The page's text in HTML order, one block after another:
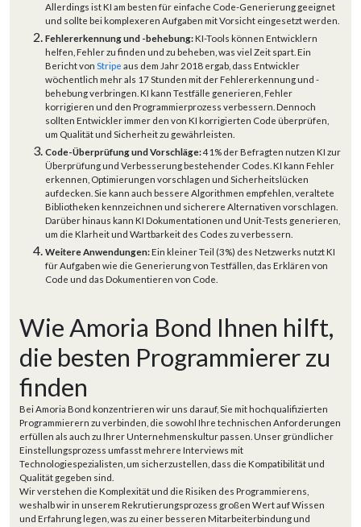
Allerdings ist KI am besten für einfache Code-Generierung geeignet
und sollte bei komplexeren Aufgaben mit Vorsicht eingesetzt werden.
Fehlererkennung und -behebung:KI-Tools können Entwicklern
helfen, Fehler zu finden und zu beheben, was viel Zeit spart. Ein
Bericht von Stripe aus dem Jahr 2018 ergab, dass Entwickler
wöchentlich mehr als 17 Stunden mit der Fehlererkennung und -
behebung verbringen. KI kann Testfälle generieren, Fehler
korrigieren und den Programmierprozess verbessern. Dennoch
sollten Entwickler immer den von KI korrigierten Code überprüfen,
um Qualität und Sicherheit zu gewährleisten.
Code-Überprüfung und Vorschläge:41% der Befragten nutzen KI zur
Überprüfung und Verbesserung bestehender Codes. KI kann Fehler
erkennen, Optimierungen vorschlagen und Sicherheitslücken
aufdecken. Sie kann auch bessere Algorithmen empfehlen, veraltete
Bibliotheken kennzeichnen und sicherere Alternativen vorschlagen.
Darüber hinaus kann KI Dokumentationen und Unit-Tests generieren,
um die Klarheit und Wartbarkeit des Codes zu verbessern.
Weitere Anwendungen:Ein kleiner Teil (3%) des Netzwerks nutzt KI
für Aufgaben wie die Generierung von Testfällen, das Erklären von
Code und das Dokumentieren von Code.
Wie Amoria Bond Ihnen hilft,
die besten Programmierer zu
finden
Bei Amoria Bond konzentrieren wir uns darauf, Sie mit hochqualifizierten
Programmierern zu verbinden, die sowohl Ihre technischen Anforderungen
erfüllen als auch zu Ihrer Unternehmenskultur passen. Unser gründlicher
Einstellungsprozess umfasst mehrere Interviews mit
Technologiespezialisten, um sicherzustellen, dass die Kompatibilität und
Qualität gegeben sind.
Wir verstehen die Komplexität und die Risiken des Programmierens,
weshalb wir in unserem Rekrutierungsprozess großen Wert auf Wissen
und Erfahrung legen, was zu einer besseren Mitarbeiterbindung und